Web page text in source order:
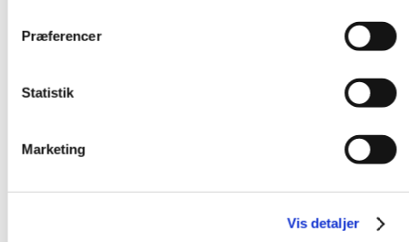
Præferencer
Statistik
Marketing
Vis detaljer